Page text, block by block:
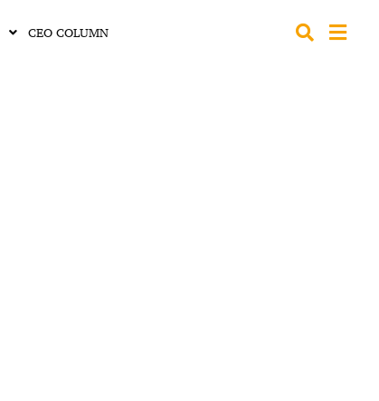
CEO COLUMN